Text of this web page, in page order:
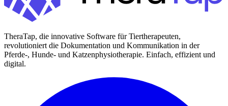
TheraTap, die innovative Software für Tiertherapeuten,
revolutioniert die Dokumentation und Kommunikation in der
Pferde-, Hunde- und Katzenphysiotherapie. Einfach, effizient und
digital.